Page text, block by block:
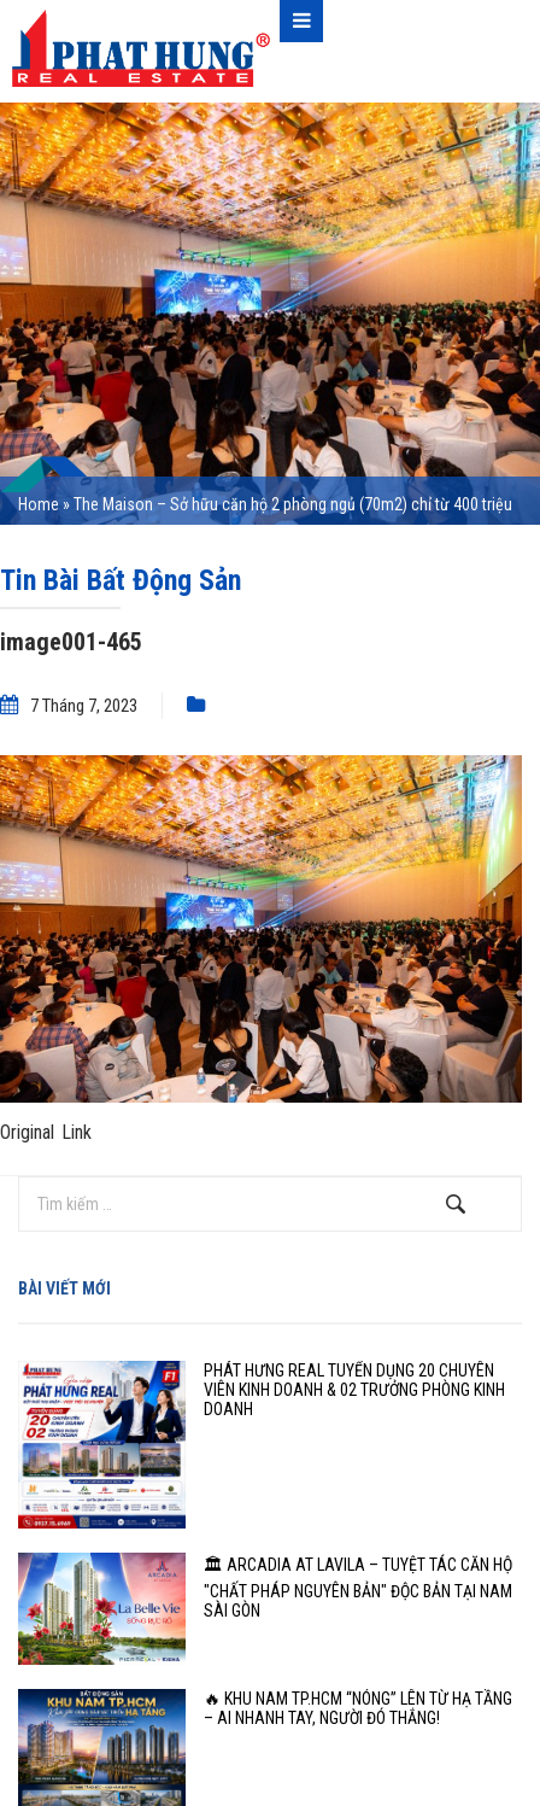
Home »The Maison – Sở hữu căn hộ 2 phòng ngủ (70m2) chỉ từ 400 triệu
Tin Bài Bất Động Sản
image001-465
7 Tháng 7, 2023
Original Link
BÀI VIẾT MỚI
PHÁT HƯNG REAL TUYỂN DỤNG 20 CHUYÊN
VIÊN KINH DOANH & 02 TRƯỞNG PHÒNG KINH
DOANH
🏛️ ARCADIA AT LAVILA – TUYỆT TÁC CĂN HỘ
"CHẤT PHÁP NGUYÊN BẢN" ĐỘC BẢN TẠI NAM
SÀI GÒN
🔥 KHU NAM TP.HCM “NÓNG” LÊN TỪ HẠ TẦNG
– AI NHANH TAY, NGƯỜI ĐÓ THẮNG!